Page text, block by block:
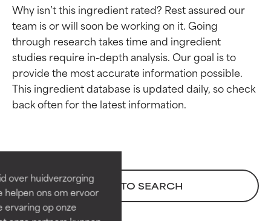
over huidverzorging
helpen ons om ervoor
ervaring op onze
Why isn’t this ingredient rated? Rest assured our
team is or will soon be working on it. Going
through research takes time and ingredient
studies require in-depth analysis. Our goal is to
provide the most accurate information possible.
This ingredient database is updated daily, so check
BACK TO SEARCH
Beoordelingen van
Bewezen en ondersteund door
onafhankelijk onderzoek.
Uitstekend actief ingrediënt
voor de meeste huidtypen of
Beoordelingen van
Bewezen en ondersteund door
onafhankelijk onderzoek.
Uitstekend actief ingrediënt
voor de meeste huidtypen of